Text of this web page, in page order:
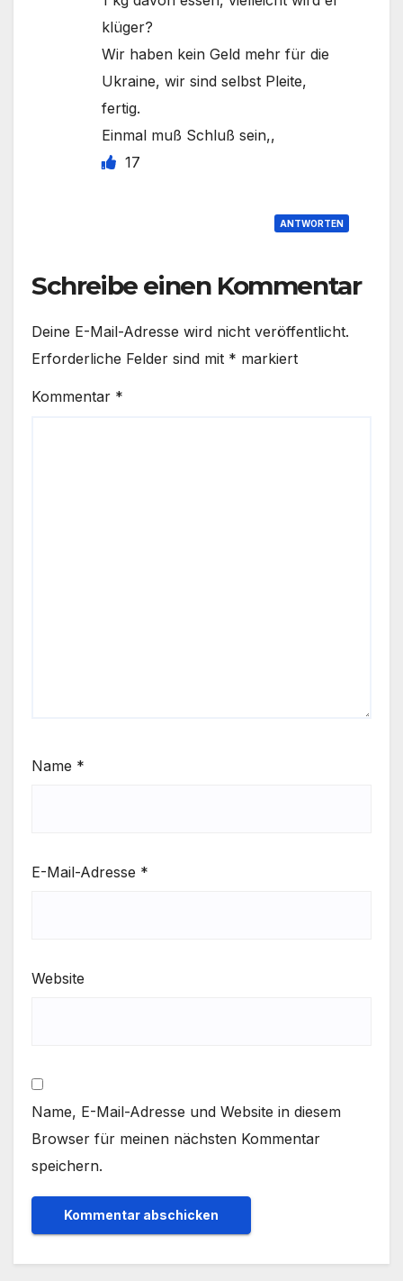
klüger?
Wir haben kein Geld mehr für die
Ukraine, wir sind selbst Pleite,
fertig.
Einmal muß Schluß sein,,
17
ANTWORTEN
Schreibe einen Kommentar
Deine E-Mail-Adresse wird nicht veröffentlicht.
Erforderliche Felder sind mit * markiert
Kommentar *
Name *
E-Mail-Adresse *
Website
Name, E-Mail-Adresse und Website in diesem
Browser für meinen nächsten Kommentar
speichern.